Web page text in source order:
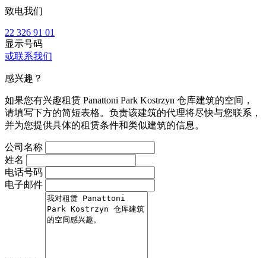
致电我们
22 326 91 01
显示号码
或联系我们
感兴趣？
如果您有兴趣租赁 Panattoni Park Kostrzyn 仓库建筑的空间，
请填写下方的简短表格。负责该建筑的代理将尽快与您联系，
并为您提供具体的租赁条件和类似建筑的信息。
公司名称
姓名
电话号码
电子邮件